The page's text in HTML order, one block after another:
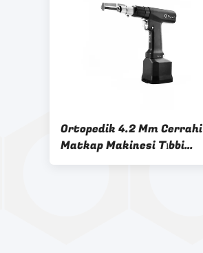
Ortopedik 4.2 Mm Cerrahi
Matkap Makinesi Tıbbi
Elektrikli El Aletleri